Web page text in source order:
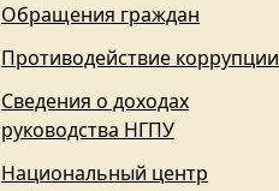
Обращения граждан
Противодействие коррупции
Сведения о доходах
руководства НГПУ
Национальный центр